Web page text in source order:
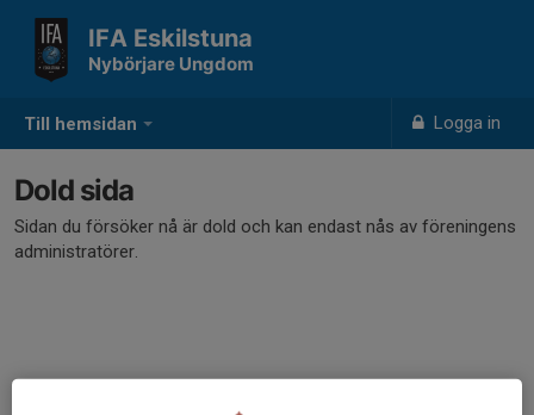
Till hemsidan Logga in
IFA Eskilstuna
Nybörjare Ungdom
Dold sida
Sidan du försöker nå är dold och kan endast nås av föreningens
administratörer.